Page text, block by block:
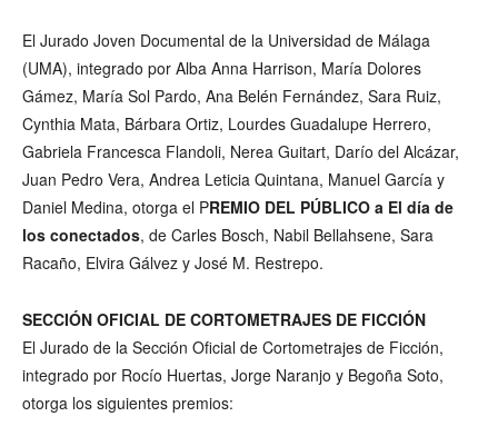
El Jurado Joven Documental de la Universidad de Málaga
(UMA), integrado por Alba Anna Harrison, María Dolores
Gámez, María Sol Pardo, Ana Belén Fernández, Sara Ruiz,
Cynthia Mata, Bárbara Ortiz, Lourdes Guadalupe Herrero,
Gabriela Francesca Flandoli, Nerea Guitart, Darío del Alcázar,
Juan Pedro Vera, Andrea Leticia Quintana, Manuel García y
Daniel Medina, otorga el PREMIO DEL PÚBLICO a El día de
los conectados, de Carles Bosch, Nabil Bellahsene, Sara
Racaño, Elvira Gálvez y José M. Restrepo.
SECCIÓN OFICIAL DE CORTOMETRAJES DE FICCIÓN
El Jurado de la Sección Oficial de Cortometrajes de Ficción,
integrado por Rocío Huertas, Jorge Naranjo y Begoña Soto,
otorga los siguientes premios: